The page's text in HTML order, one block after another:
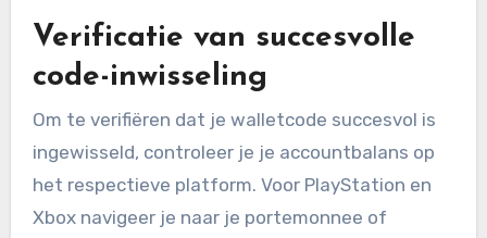
Verificatie van succesvolle
code-inwisseling
Om te verifiëren dat je walletcode succesvol is
ingewisseld, controleer je je accountbalans op
het respectieve platform. Voor PlayStation en
Xbox navigeer je naar je portemonnee of